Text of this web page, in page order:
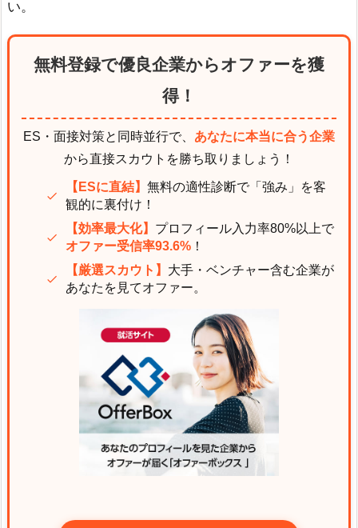
い。
無料登録で優良企業からオファーを獲
得！
ES・面接対策と同時並行で、 あなたに本当に合う企業
から直接スカウトを勝ち取りましょう！
【ESに直結】 無料の適性診断で「強み」を客
観的に裏付け！
【効率最大化】 プロフィール入力率80%以上で
オファー受信率93.6% ！
【厳選スカウト】 大手・ベンチャー含む企業が
あなたを見てオファー。